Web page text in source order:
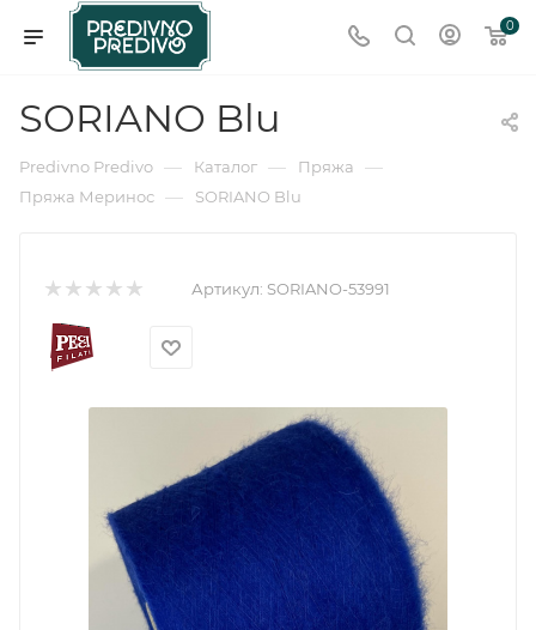
0
SORIANO Blu
Predivno Predivo — Каталог — Пряжа —
Пряжа Меринос — SORIANO Blu
Артикул: SORIANO-53991